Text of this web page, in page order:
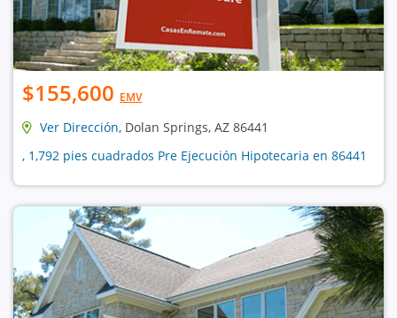
$155,600 EMV
Ver Dirección, Dolan Springs, AZ 86441
, 1,792 pies cuadrados Pre Ejecución Hipotecaria en 86441